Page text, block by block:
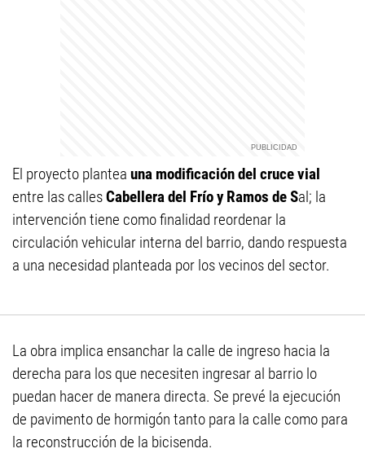
El proyecto plantea una modificación del cruce vial
entre las callesCabellera del Frío y Ramos de Sal; la
intervención tiene como finalidad reordenar la
circulación vehicular interna del barrio, dando respuesta
a una necesidad planteada por los vecinos del sector.
La obra implica ensanchar la calle de ingreso hacia la
derecha para los que necesiten ingresar al barrio lo
puedan hacer de manera directa. Se prevé la ejecución
de pavimento de hormigón tanto para la calle como para
la reconstrucción de la bicisenda.